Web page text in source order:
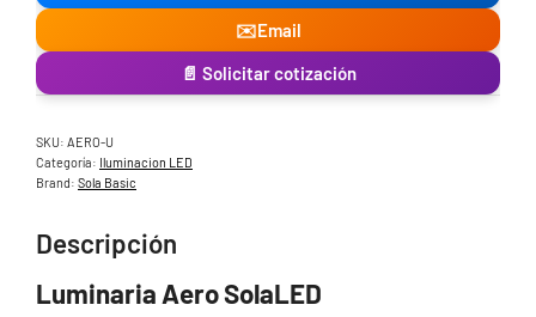
✉️Email
📄 Solicitar cotización
SKU: AERO-U
Categoría: Iluminacion LED
Brand: Sola Basic
Descripción
Luminaria Aero SolaLED